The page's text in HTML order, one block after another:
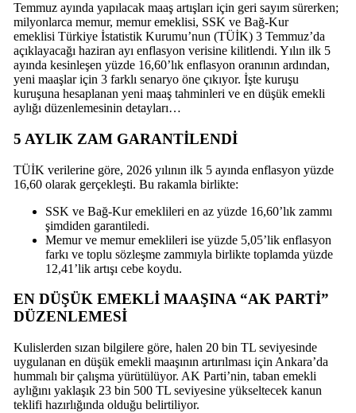
Temmuz ayında yapılacak maaş artışları için geri sayım sürerken;
milyonlarca memur, memur emeklisi, SSK ve Bağ-Kur
emeklisi Türkiye İstatistik Kurumu’nun (TÜİK) 3 Temmuz’da
açıklayacağı haziran ayı enflasyon verisine kilitlendi. Yılın ilk 5
ayında kesinleşen yüzde 16,60’lık enflasyon oranının ardından,
yeni maaşlar için 3 farklı senaryo öne çıkıyor. İşte kuruşu
kuruşuna hesaplanan yeni maaş tahminleri ve en düşük emekli
aylığı düzenlemesinin detayları…
5 AYLIK ZAM GARANTİLENDİ
TÜİK verilerine göre, 2026 yılının ilk 5 ayında enflasyon yüzde
16,60 olarak gerçekleşti. Bu rakamla birlikte:
SSK ve Bağ-Kur emeklileri en az yüzde 16,60’lık zammı
şimdiden garantiledi.
Memur ve memur emeklileri ise yüzde 5,05’lik enflasyon
farkı ve toplu sözleşme zammıyla birlikte toplamda yüzde
12,41’lik artışı cebe koydu.
EN DÜŞÜK EMEKLİ MAAŞINA “AK PARTİ”
DÜZENLEMESİ
Kulislerden sızan bilgilere göre, halen 20 bin TL seviyesinde
uygulanan en düşük emekli maaşının artırılması için Ankara’da
hummalı bir çalışma yürütülüyor. AK Parti’nin, taban emekli
aylığını yaklaşık 23 bin 500 TL seviyesine yükseltecek kanun
teklifi hazırlığında olduğu belirtiliyor.